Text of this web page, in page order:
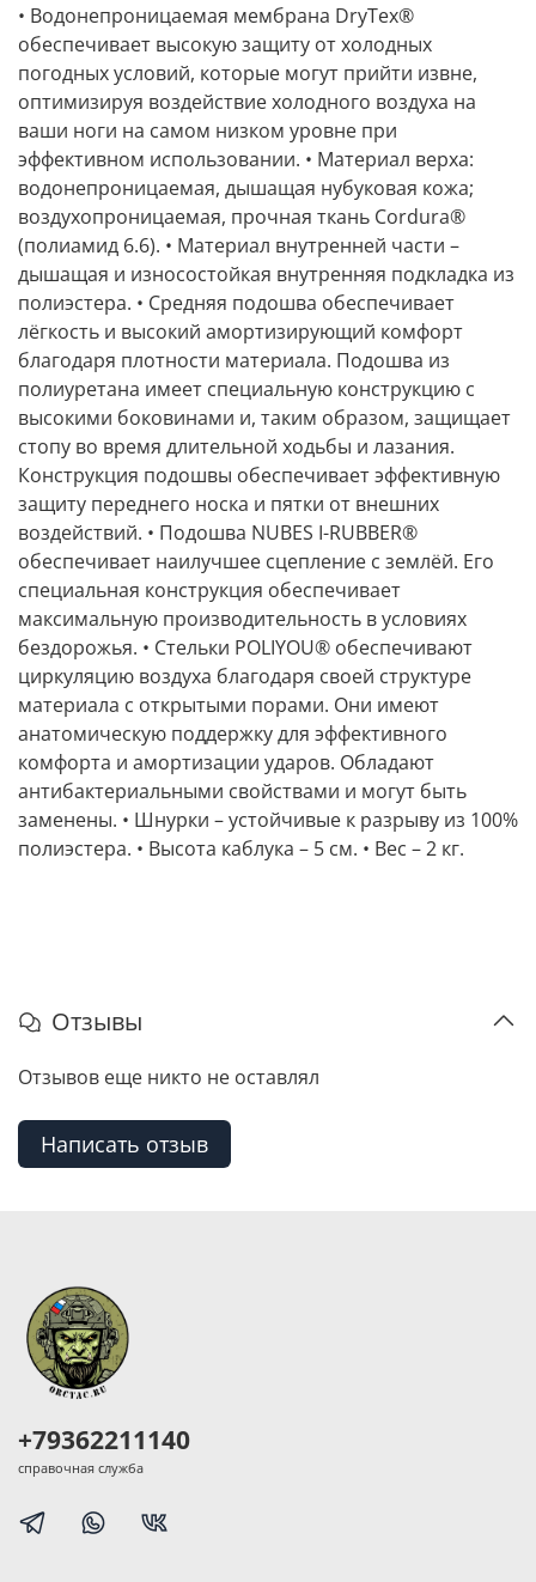
• Водонепроницаемая мембрана DryTex®
обеспечивает высокую защиту от холодных
погодных условий, которые могут прийти извне,
оптимизируя воздействие холодного воздуха на
ваши ноги на самом низком уровне при
эффективном использовании. • Материал верха:
водонепроницаемая, дышащая нубуковая кожа;
воздухопроницаемая, прочная ткань Cordura®
(полиамид 6.6). • Материал внутренней части –
дышащая и износостойкая внутренняя подкладка из
полиэстера. • Средняя подошва обеспечивает
лёгкость и высокий амортизирующий комфорт
благодаря плотности материала. Подошва из
полиуретана имеет специальную конструкцию с
высокими боковинами и, таким образом, защищает
стопу во время длительной ходьбы и лазания.
Конструкция подошвы обеспечивает эффективную
защиту переднего носка и пятки от внешних
воздействий. • Подошва NUBES I-RUBBER®
обеспечивает наилучшее сцепление с землёй. Его
специальная конструкция обеспечивает
максимальную производительность в условиях
бездорожья. • Стельки POLIYOU® обеспечивают
циркуляцию воздуха благодаря своей структуре
материала с открытыми порами. Они имеют
анатомическую поддержку для эффективного
комфорта и амортизации ударов. Обладают
антибактериальными свойствами и могут быть
заменены. • Шнурки – устойчивые к разрыву из 100%
полиэстера. • Высота каблука – 5 см. • Вес – 2 кг.
Отзывы
Отзывов еще никто не оставлял
Написать отзыв
+79362211140
справочная служба